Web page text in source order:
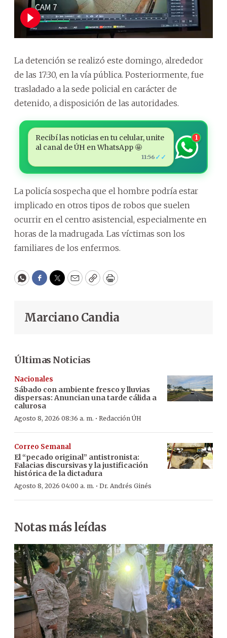
La detención se realizó este domingo, alrededor
de las 17:30, en la vía pública. Posteriormente, fue
trasladado a la sede policial en carácter de
detenido, a disposición de las autoridades.
Recibí las noticias en tu celular, unite
al canal de ÚH en WhatsApp 🤩
11:56 ✓✓
1
La policía sospecha que el hombre podría estar
implicado en otros tipos de robos que suelen
ocurrir en el centro asistencial, especialmente en
horas de la madrugada. Las víctimas son los
familiares de los enfermos.
WhatsApp
Facebook
Twitter
EmailCopyPrint
Marciano Candia
Últimas Noticias
Nacionales
Sábado con ambiente fresco y lluvias
dispersas: Anuncian una tarde cálida a
calurosa
Agosto 8, 2026 08:36 a. m. · Redacción ÚH
Correo Semanal
El “pecado original” antistronista:
Falacias discursivas y la justificación
histórica de la dictadura
Agosto 8, 2026 04:00 a. m. · Dr. Andrés Ginés
Notas más leídas